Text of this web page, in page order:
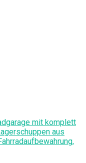
mit komplett
aus